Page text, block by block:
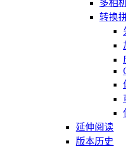
多相
转换
延伸阅读
版本历史